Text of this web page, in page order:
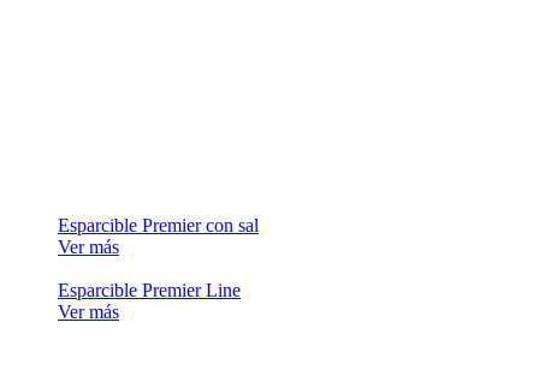
Esparcible Premier con sal
Ver más
Esparcible Premier Line
Ver más